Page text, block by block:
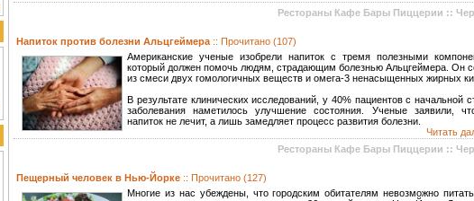
Рестораны Кафе Бары Пиццерии ::
Напиток против болезни Альцгеймера :: Прочитано (107)
Американские ученые изобрели напиток с тремя полезными
который должен помочь людям, страдающим болезнью Альцгеймера. Он
из смеси двух гомологичных веществ и омега-3 ненасыщенных жирных
В результате клинических исследований, у 40% пациентов с начальной
заболевания наметилось улучшение состояния. Ученые заявили,
напиток не лечит, а лишь замедляет процесс развития болезни.
Читать
Рестораны Кафе Бары Пиццерии ::
Пещерный человек в Нью-Йорке :: Прочитано (127)
Многие из нас убеждены, что городским обитателям невозможно